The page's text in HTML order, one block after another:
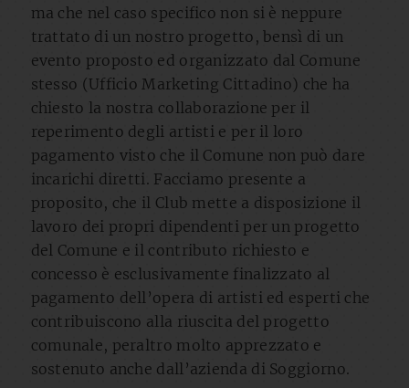
ma che nel caso specifico non si è neppure
trattato di un nostro progetto, bensì di un
evento proposto ed organizzato dal Comune
stesso (Ufficio Marketing Cittadino) che ha
chiesto la nostra collaborazione per il
reperimento degli artisti e per il loro
pagamento visto che il Comune non può dare
incarichi diretti. Facciamo presente a
proposito, che il Club mette a disposizione il
lavoro dei propri dipendenti per un progetto
del Comune e il contributo richiesto e
concesso è esclusivamente finalizzato al
pagamento dell’opera di artisti ed esperti che
contribuiscono alla riuscita del progetto
comunale, peraltro molto apprezzato e
sostenuto anche dall’azienda di Soggiorno.